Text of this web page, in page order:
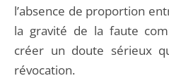
l’absence de proportion
la gravité de la faute
créer un doute sérieux
révocation.